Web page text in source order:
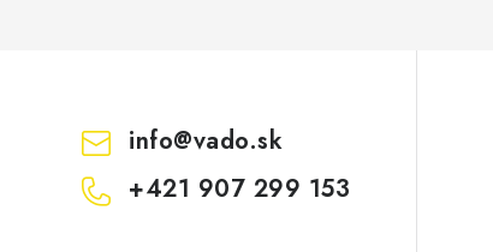
info@vado.sk
+421 907 299 153